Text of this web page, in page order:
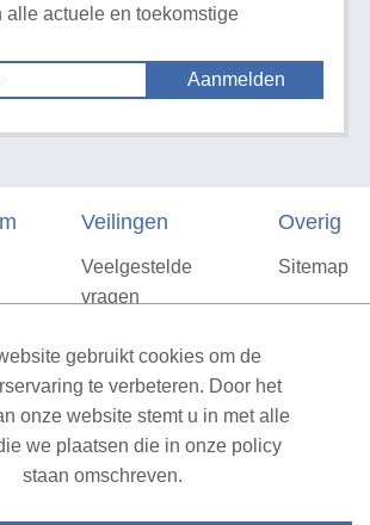
alle actuele en toekomstige
Veilingen
Veelgestelde
vragen
Overig
Sitemap
| All rights reserved v1.7.6 (NAD-WEB-1)
gebruikt cookies om de
te verbeteren. Door het
onze website stemt u in met alle
we plaatsen die in onze policy
staan omschreven.